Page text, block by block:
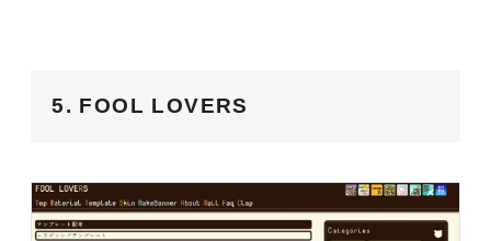
5. FOOL LOVERS